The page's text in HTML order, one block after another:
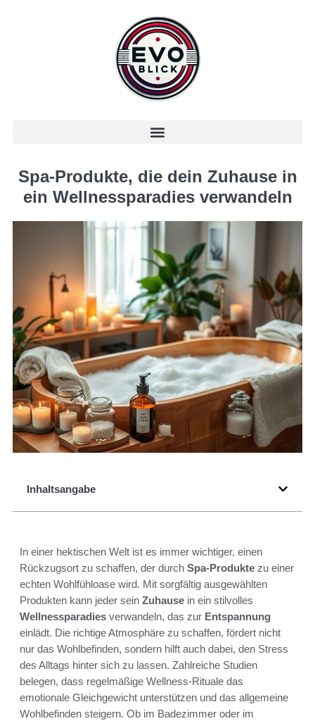
Spa-Produkte, die dein Zuhause in
ein Wellnessparadies verwandeln
Inhaltsangabe
In einer hektischen Welt ist es immer wichtiger, einen
Rückzugsort zu schaffen, der durch Spa-Produkte zu einer
echten Wohlfühloase wird. Mit sorgfältig ausgewählten
Produkten kann jeder sein Zuhause in ein stilvolles
Wellnessparadies verwandeln, das zur Entspannung
einlädt. Die richtige Atmosphäre zu schaffen, fördert nicht
nur das Wohlbefinden, sondern hilft auch dabei, den Stress
des Alltags hinter sich zu lassen. Zahlreiche Studien
belegen, dass regelmäßige Wellness-Rituale das
emotionale Gleichgewicht unterstützen und das allgemeine
Wohlbefinden steigern. Ob im Badezimmer oder im